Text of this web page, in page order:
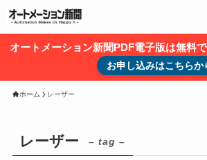
オートメーション新聞PDF電子版は無料
お申し込みはこちらか
ホーム レーザー
レーザー – tag –